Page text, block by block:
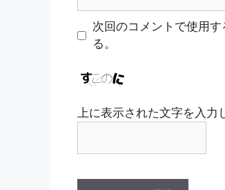
次回のコメントで使用
る。
上に表示された文字を入力